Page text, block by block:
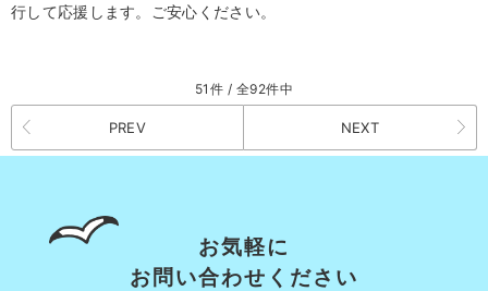
行して応援します。ご安心ください。
51件 / 全92件中
PREV NEXT
お気軽に
お問い合わせください